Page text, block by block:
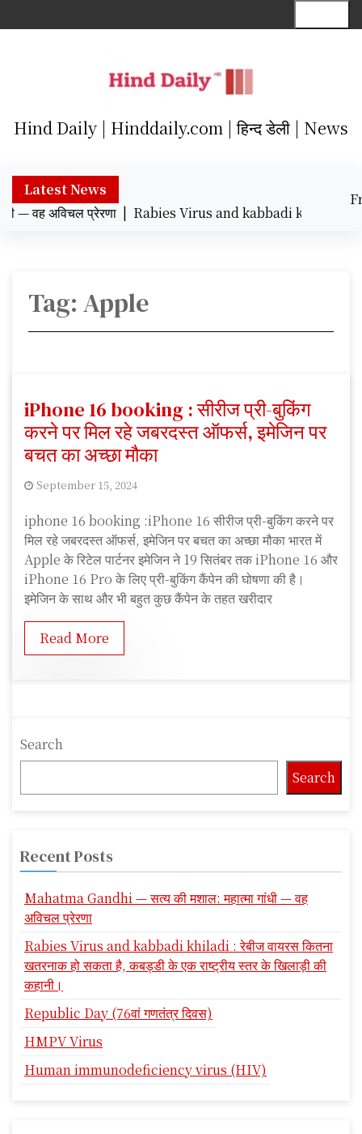
k
Hind Daily | Hinddaily.com | हिन्द डेली | News
Latest News
— वह अविचल प्रेरणा | Rabies Virus and kabbadi khiladi : रेबीज
Tag: Apple
iPhone 16 booking : सीरीज प्री-बुकिंग
करने पर मिल रहे जबरदस्त ऑफर्स, इमेजिन पर
बचत का अच्छा मौका
September 15, 2024
a
p
p
u
K
iphone 16 booking :iPhone 16 सीरीज प्री-बुकिंग करने पर
मिल रहे जबरदस्त ऑफर्स, इमेजिन पर बचत का अच्छा मौका भारत में
Apple के रिटेल पार्टनर इमेजिन ने 19 सितंबर तक iPhone 16 और
iPhone 16 Pro के लिए प्री-बुकिंग कैंपेन की घोषणा की है।
इमेजिन के साथ और भी बहुत कुछ कैंपेन के तहत खरीदार
Read More
Search
Search
Recent Posts
Mahatma Gandhi — सत्य की मशाल: महात्मा गांधी — वह
अविचल प्रेरणा
Rabies Virus and kabbadi khiladi : रेबीज वायरस कितना
खतरनाक हो सकता है, कबड्डी के एक राष्ट्रीय स्तर के खिलाड़ी की
कहानी।
Republic Day (76वां गणतंत्र दिवस)
HMPV Virus
Human immunodeficiency virus (HIV)